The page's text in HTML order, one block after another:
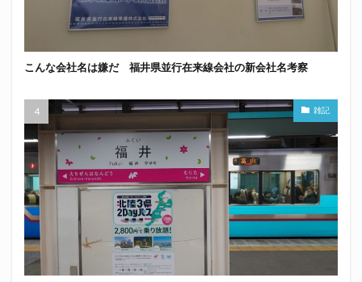
こんな会社名は嫌だ 福井県並行在来線会社の新会社名考察
雑記